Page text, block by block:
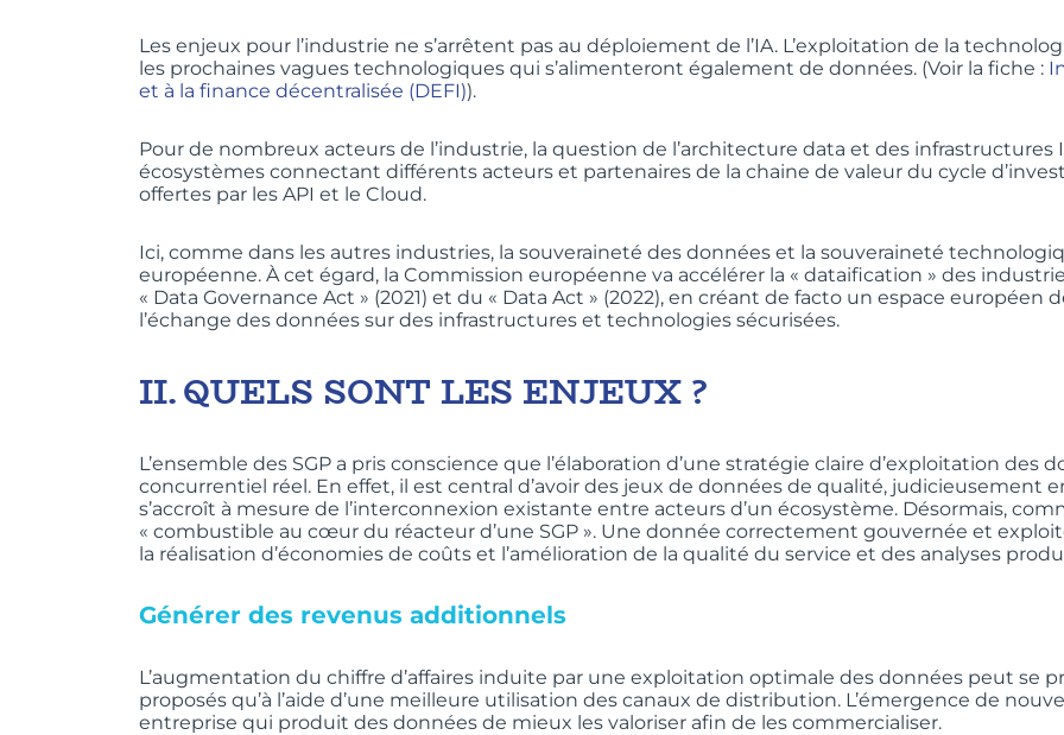
Les enjeux pour l’industrie ne s’arrêtent pas au déploiement de l’IA. L’exploitation de la
les prochaines vagues technologiques qui s’alimenteront également de données. (Voir la fiche :
et à la finance décentralisée (DEFI)).
Pour de nombreux acteurs de l’industrie, la question de l’architecture data et des infrastructures
écosystèmes connectant différents acteurs et partenaires de la chaine de valeur du cycle
offertes par les API et le Cloud.
Ici, comme dans les autres industries, la souveraineté des données et la souveraineté
européenne. À cet égard, la Commission européenne va accélérer la « dataification » des
« Data Governance Act » (2021) et du « Data Act » (2022), en créant de facto un espace européen
l’échange des données sur des infrastructures et technologies sécurisées.
II.QUELS SONT LES ENJEUX ?
L’ensemble des SGP a pris conscience que l’élaboration d’une stratégie claire d’exploitation
concurrentiel réel. En effet, il est central d’avoir des jeux de données de qualité, judicieusement
s’accroît à mesure de l’interconnexion existante entre acteurs d’un écosystème. Désormais,
« combustible au cœur du réacteur d’une SGP ». Une donnée correctement gouvernée et
la réalisation d’économies de coûts et l’amélioration de la qualité du service et des analyses
Générer des revenus additionnels
L’augmentation du chiffre d’affaires induite par une exploitation optimale des données peut se
proposés qu’à l’aide d’une meilleure utilisation des canaux de distribution. L’émergence de
entreprise qui produit des données de mieux les valoriser afin de les commercialiser.